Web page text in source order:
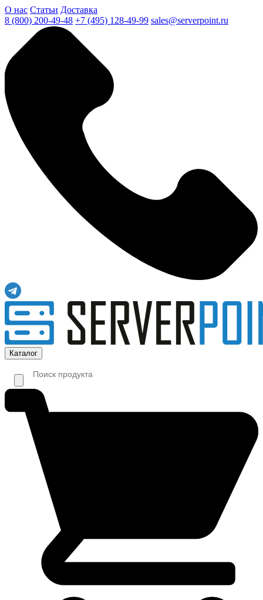
О нас Статьи Доставка
8 (800) 200-49-48 +7 (495) 128-49-99 sales@serverpoint.ru
Каталог